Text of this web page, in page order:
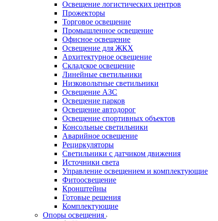
Освещение логистических центров
Прожекторы
Торговое освещение
Промышленное освещение
Офисное освещение
Освещение для ЖКХ
Архитектурное освещение
Складское освещение
Линейные светильники
Низковольтные светильники
Освещение АЗС
Освещение парков
Освещение автодорог
Освещение спортивных объектов
Консольные светильники
Аварийное освещение
Рециркуляторы
Светильники с датчиком движения
Источники света
Управление освещением и комплектующие
Фитоосвещение
Кронштейны
Готовые решения
Комплектующие
Опоры освещения